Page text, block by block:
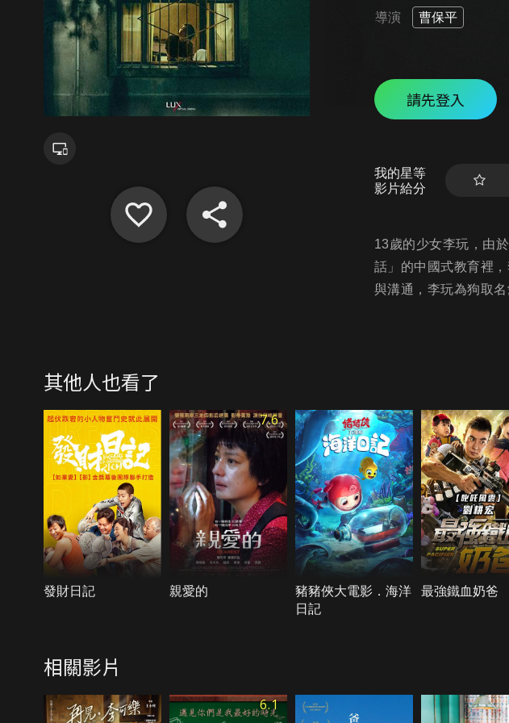
導演 曹保平
請先登入
我的星等
影片給分
13歲的少女李玩，由
話」的中國式教育裡
與溝通，李玩為狗取
其他人也看了
發財日記
7.6
親愛的
豬豬俠大電影．海洋
日記
最強鐵血奶爸
相關影片
6.1